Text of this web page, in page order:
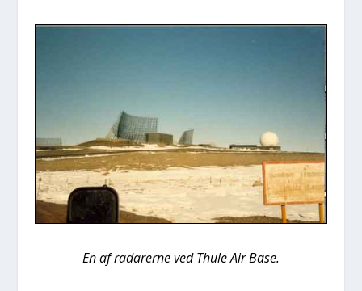
En af rada­rer­ne ved Thu­le Air Base.